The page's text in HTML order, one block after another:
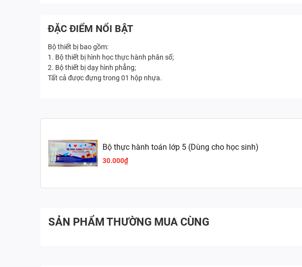
ĐẶC ĐIỂM NỔI BẬT
Bộ thiết bị bao gồm:
1. Bộ thiết bị hình học thực hành phân số;
2. Bộ thiết bị dạy hình phẳng;
Tất cả được đựng trong 01 hộp nhựa.
Bộ thực hành toán lớp 5 (Dùng cho học sinh)
30.000₫
SẢN PHẨM THƯỜNG MUA CÙNG